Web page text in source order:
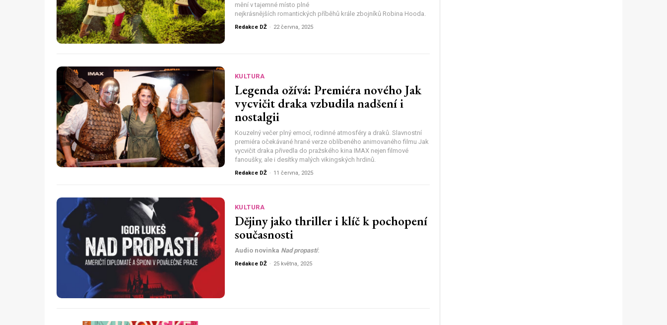
mění v tajemné místo plné
nejkrásnějších romantických příběhů krále zbojníků Robina Hooda.
Redakce DŽ - 22 června, 2025
KULTURA
Legenda ožívá: Premiéra nového Jak
vycvičit draka vzbudila nadšení i
nostalgii
Kouzelný večer plný emocí, rodinné atmosféry a draků. Slavnostní
premiéra očekávané hrané verze oblíbeného animovaného filmu Jak
vycvičit draka přivedla do pražského kina IMAX nejen filmové
fanoušky, ale i desítky malých vikingských hrdinů.
Redakce DŽ - 11 června, 2025
KULTURA
Dějiny jako thriller i klíč k pochopení
současnosti
Audio novinka Nad propastí:
Redakce DŽ - 25 května, 2025